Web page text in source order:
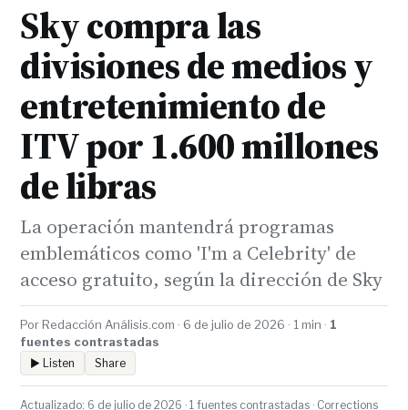
Sky compra las
divisiones de medios y
entretenimiento de
ITV por 1.600 millones
de libras
La operación mantendrá programas
emblemáticos como 'I'm a Celebrity' de
acceso gratuito, según la dirección de Sky
Por Redacción Análisis.com · 6 de julio de 2026 · 1 min · 1
fuentes contrastadas
▶ Listen Share
Actualizado: 6 de julio de 2026 · 1 fuentes contrastadas · Corrections